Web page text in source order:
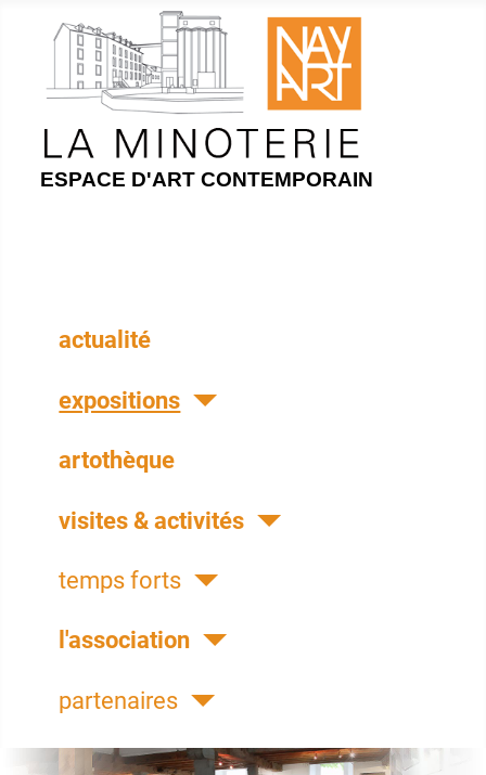
ESPACE D'ART CONTEMPORAIN
actualité
expositions
artothèque
visites & activités
temps forts
l'association
partenaires